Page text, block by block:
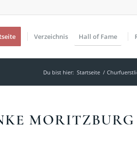
Verzeichnis Hall of Fame
Du bist hier: Startseite /
MORITZBURG